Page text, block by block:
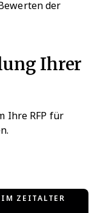
der
Ihrer
Ihre RFP für
ZEITALTER